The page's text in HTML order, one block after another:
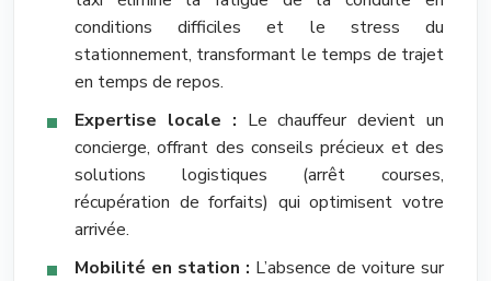
conditions difficiles et le stress du
stationnement, transformant le temps de trajet
en temps de repos.
Expertise locale : Le chauffeur devient un
concierge, offrant des conseils précieux et des
solutions logistiques (arrêt courses,
récupération de forfaits) qui optimisent votre
arrivée.
Mobilité en station : L’absence de voiture sur